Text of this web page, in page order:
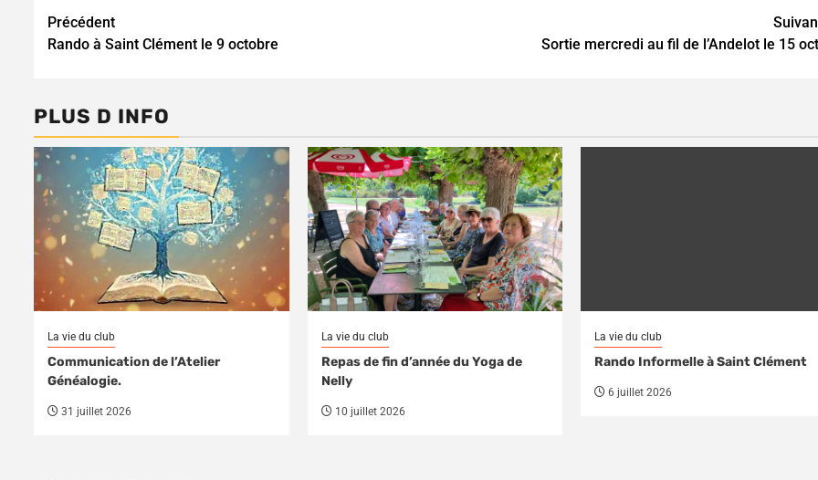
Continue
Reading
Précédent
Rando à Saint Clément le 9 octobre
Sortie mercredi au fil de l’Andelot le 15
PLUS D INFO
La vie du club
Communication de l’Atelier
Généalogie.
31 juillet 2026
La vie du club
Repas de fin d’année du Yoga de
Nelly
10 juillet 2026
La vie du club
Rando Informelle à Saint Clément
6 juillet 2026